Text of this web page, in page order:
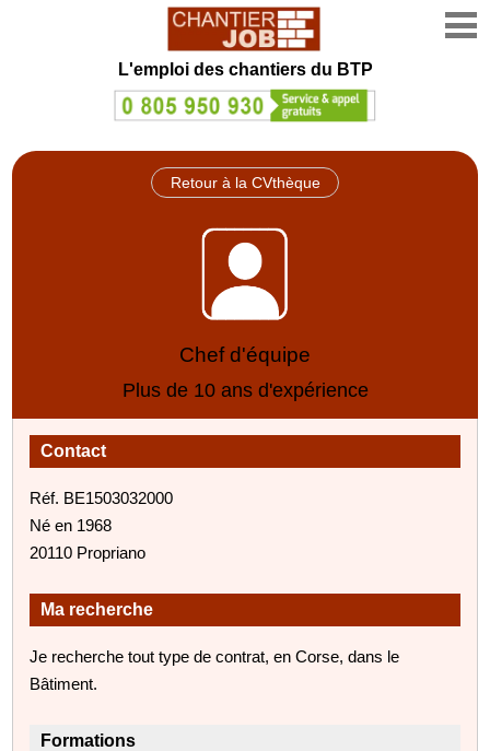
L'emploi des chantiers du BTP
Retour à la CVthèque
Chef d'équipe
Plus de 10 ans d'expérience
Contact
Réf. BE1503032000
Né en 1968
20110 Propriano
Ma recherche
Je recherche tout type de contrat, en Corse, dans le
Bâtiment.
Formations